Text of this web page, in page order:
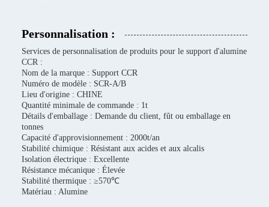
Personnalisation :
Services de personnalisation de produits pour le support d'alumine
CCR :
Nom de la marque : Support CCR
Numéro de modèle : SCR-A/B
Lieu d'origine : CHINE
Quantité minimale de commande : 1t
Détails d'emballage : Demande du client, fût ou emballage en
tonnes
Capacité d'approvisionnement : 2000t/an
Stabilité chimique : Résistant aux acides et aux alcalis
Isolation électrique : Excellente
Résistance mécanique : Élevée
Stabilité thermique : ≥570℃
Matériau : Alumine